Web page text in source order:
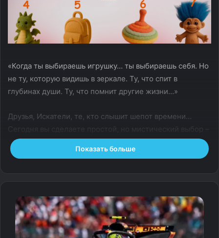
«Когда ты выбираешь игрушку… ты выбираешь себя. Но
не ту, которую видишь в зеркале. Ту, что спит в
глубинах души. Ту, что помнит другие жизни…»
Друзья, Искатели, те, кто слышит шепот времени…
Сегодня вы сделаете простой, но мистический выбор –
из волшебных игрушек.
И через этот выбор мы раскроем древний архетип
Каждый из них — как ключ к собственной силе, травме
и предназначению.
Выберите две игрушки, доверьтесь первому импульсу
Показать больше